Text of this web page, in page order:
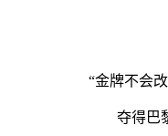
“金牌不会
夺得巴